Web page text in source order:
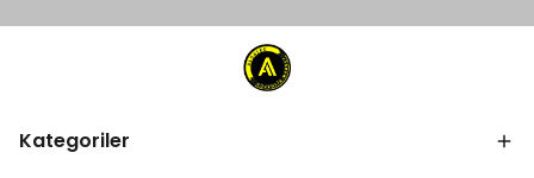
Kategoriler